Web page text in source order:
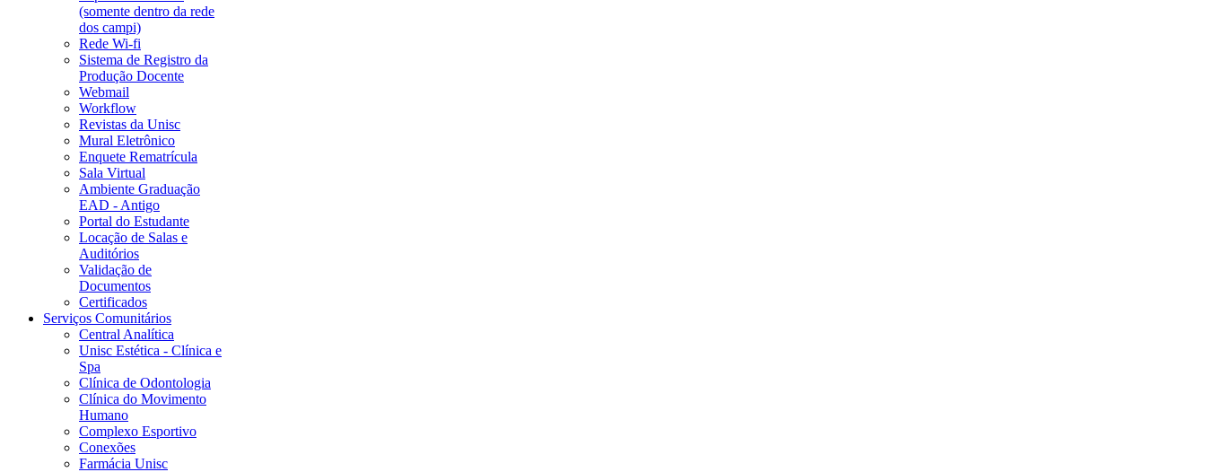
(somente dentro da rede
dos campi)
Rede Wi-fi
Sistema de Registro da
Produção Docente
Webmail
Workflow
Revistas da Unisc
Mural Eletrônico
Enquete Rematrícula
Sala Virtual
Ambiente Graduação
EAD - Antigo
Portal do Estudante
Locação de Salas e
Auditórios
Validação de
Documentos
Certificados
Serviços Comunitários
Central Analítica
Unisc Estética - Clínica e
Spa
Clínica de Odontologia
Clínica do Movimento
Humano
Complexo Esportivo
Conexões
Farmácia Unisc